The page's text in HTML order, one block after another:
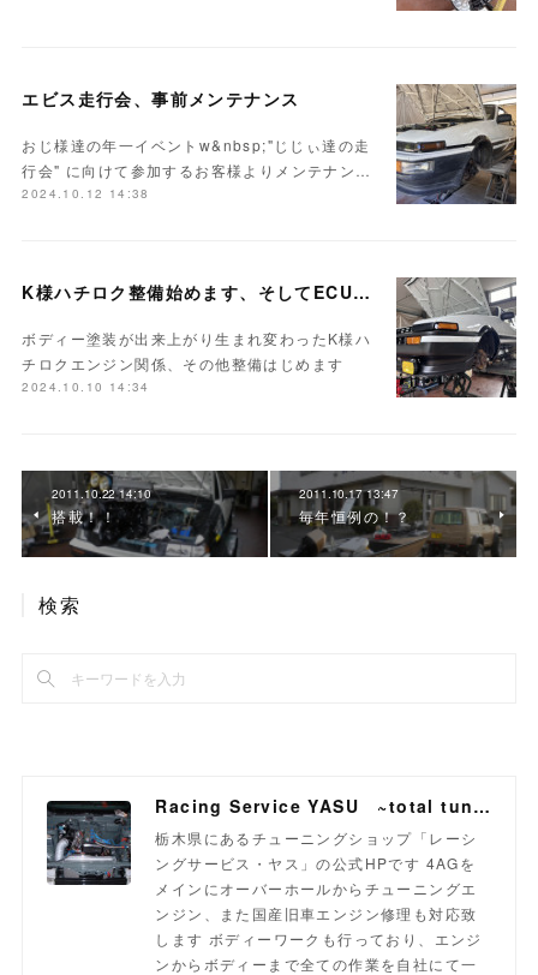
エビス走行会、事前メンテナンス
おじ様達の年一イベントw&nbsp;"じじぃ達の走
行会" に向けて参加するお客様よりメンテナン…
2024.10.12 14:38
K様ハチロク整備始めます、そしてECUセッティング
ボディー塗装が出来上がり生まれ変わったK様ハ
チロクエンジン関係、その他整備はじめます
2024.10.10 14:34
2011.10.22 14:10
搭載！！
2011.10.17 13:47
毎年恒例の！？
検索
Racing Service YASU ~total tuning proshop~
栃木県にあるチューニングショップ「レーシ
ングサービス・ヤス」の公式HPです 4AGを
メインにオーバーホールからチューニングエ
ンジン、また国産旧車エンジン修理も対応致
します ボディーワークも行っており、エンジ
ンからボディーまで全ての作業を自社にて一